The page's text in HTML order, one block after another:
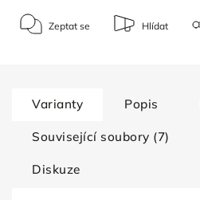
Zeptat se Hlídat
Varianty Popis
Související soubory (7)
Diskuze